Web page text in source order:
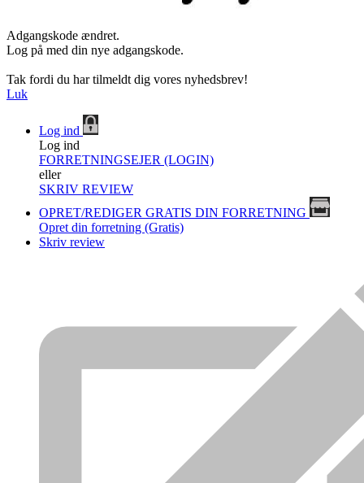
Adgangskode ændret.
Log på med din nye adgangskode.
Tak fordi du har tilmeldt dig vores nyhedsbrev!
Luk
Log ind
Log ind
FORRETNINGSEJER (LOGIN)
eller
SKRIV REVIEW
OPRET/REDIGER GRATIS DIN FORRETNING
Opret din forretning (Gratis)
Skriv review